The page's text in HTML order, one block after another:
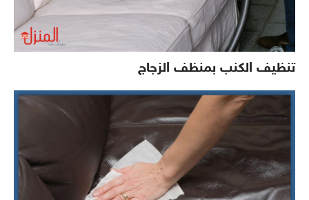
تنظيف الكنب بمنظف الزجاج